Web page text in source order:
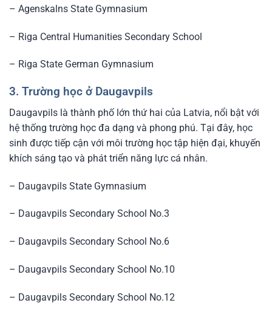
– Agenskalns State Gymnasium
– Riga Central Humanities Secondary School
– Riga State German Gymnasium
3. Trường học ở Daugavpils
Daugavpils là thành phố lớn thứ hai của Latvia, nổi bật với
hệ thống trường học đa dạng và phong phú. Tại đây, học
sinh được tiếp cận với môi trường học tập hiện đại, khuyến
khích sáng tạo và phát triển năng lực cá nhân.
– Daugavpils State Gymnasium
– Daugavpils Secondary School No.3
– Daugavpils Secondary School No.6
– Daugavpils Secondary School No.10
– Daugavpils Secondary School No.12